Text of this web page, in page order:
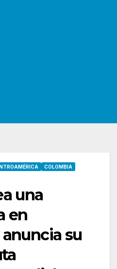
COLOMBIA
una
en
su